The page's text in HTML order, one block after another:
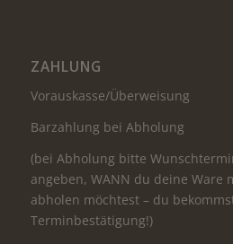
ZAHLUNG
Vorauskasse/Überweisung
Barzahlung bei Abholung
(bei Abholung bitte
angeben, WANN du deine Ware
abholen möchtest – du
Terminbestätigung!)